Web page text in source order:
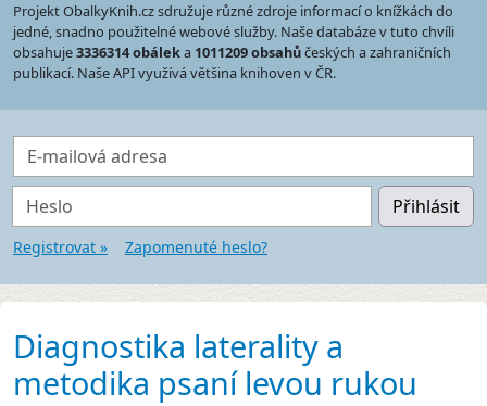
Projekt ObalkyKnih.cz sdružuje různé zdroje informací o knížkách do
jedné, snadno použitelné webové služby. Naše databáze v tuto chvíli
obsahuje3336314 obáleka 1011209 obsahůčeských a zahraničních
publikací. Naše API využívá většina knihoven v ČR.
E-mailová adresa
Heslo Přihlásit
Registrovat » Zapomenuté heslo?
Diagnostika laterality a
metodika psaní levou rukou